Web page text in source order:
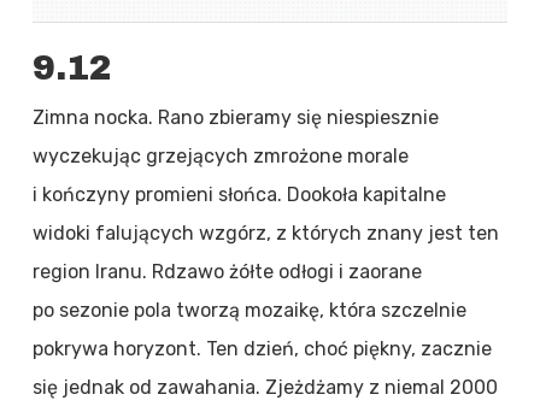
9.12
Zimna nocka. Rano zbieramy się niespiesznie
wyczekując grzejących zmrożone morale
i kończyny promieni słońca. Dookoła kapitalne
widoki falujących wzgórz, z których znany jest ten
region Iranu. Rdzawo żółte odłogi i zaorane
po sezonie pola tworzą mozaikę, która szczelnie
pokrywa horyzont. Ten dzień, choć piękny, zacznie
się jednak od zawahania. Zjeżdżamy z niemal 2000